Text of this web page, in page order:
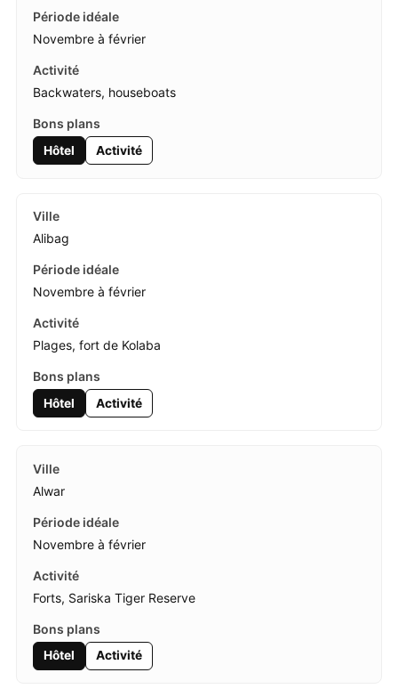
Novembre à février
Backwaters, houseboats
Hôtel Activité
Alibag
Novembre à février
Plages, fort de Kolaba
Hôtel Activité
Alwar
Novembre à février
Forts, Sariska Tiger Reserve
Hôtel Activité